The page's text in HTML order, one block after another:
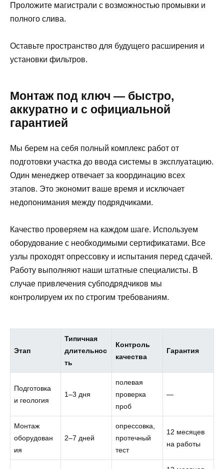
Проложите магистрали с возможностью промывки и
полного слива.
Оставьте пространство для будущего расширения и
установки фильтров.
Монтаж под ключ — быстро,
аккуратно и с официальной
гарантией
Мы берем на себя полный комплекс работ от
подготовки участка до ввода системы в эксплуатацию.
Один менеджер отвечает за координацию всех
этапов. Это экономит ваше время и исключает
недопонимания между подрядчиками.
Качество проверяем на каждом шаге. Используем
оборудование с необходимыми сертификатами. Все
узлы проходят опрессовку и испытания перед сдачей.
Работу выполняют наши штатные специалисты. В
случае привлечения субподрядчиков мы
контролируем их по строгим требованиям.
Этап
Типичная
длительнос
ть
Контроль
качества
Гарантия
Подготовка
и геология
1–3 дня
полевая
проверка
проб
—
Монтаж
оборудован
ия
2–7 дней
опрессовка,
протечный
тест
12 месяцев
на работы